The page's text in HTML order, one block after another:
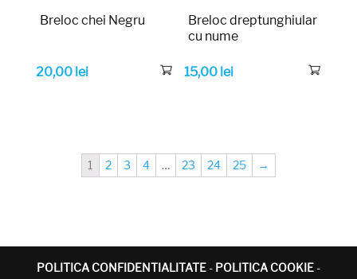
Breloc chei Negru
20,00 lei
Breloc dreptunghiular
cu nume
15,00 lei
1 2 3 4 … 23 24 25 →
POLITICA CONFIDENTIALITATE- POLITICA COOKIE-